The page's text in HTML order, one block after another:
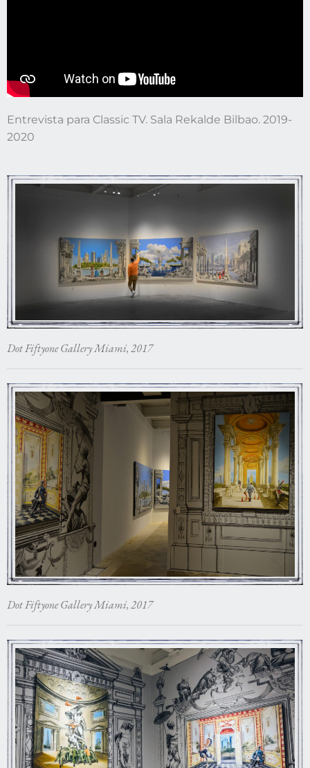
Entrevista para Classic TV. Sala Rekalde Bilbao. 2019-
2020
Dot Fiftyone Gallery Miami, 2017
Dot Fiftyone Gallery Miami, 2017